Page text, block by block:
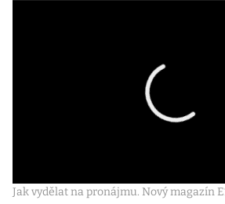
Jak vydělat na pronájmu. Nový magazín